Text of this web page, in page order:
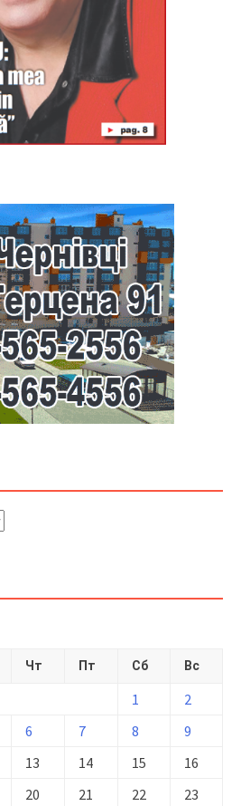
Чт Пт Сб Вс
1
2
6 7 8
9
13 14 15
16
20 21 22
23